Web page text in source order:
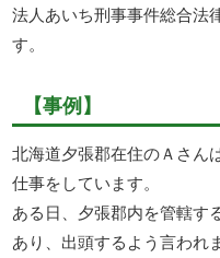
法人あいち刑事事件総合法
す。
【事例】
北海道夕張郡在住のＡさん
仕事をしています。
ある日、夕張郡内を管轄す
あり、出頭するよう言われ